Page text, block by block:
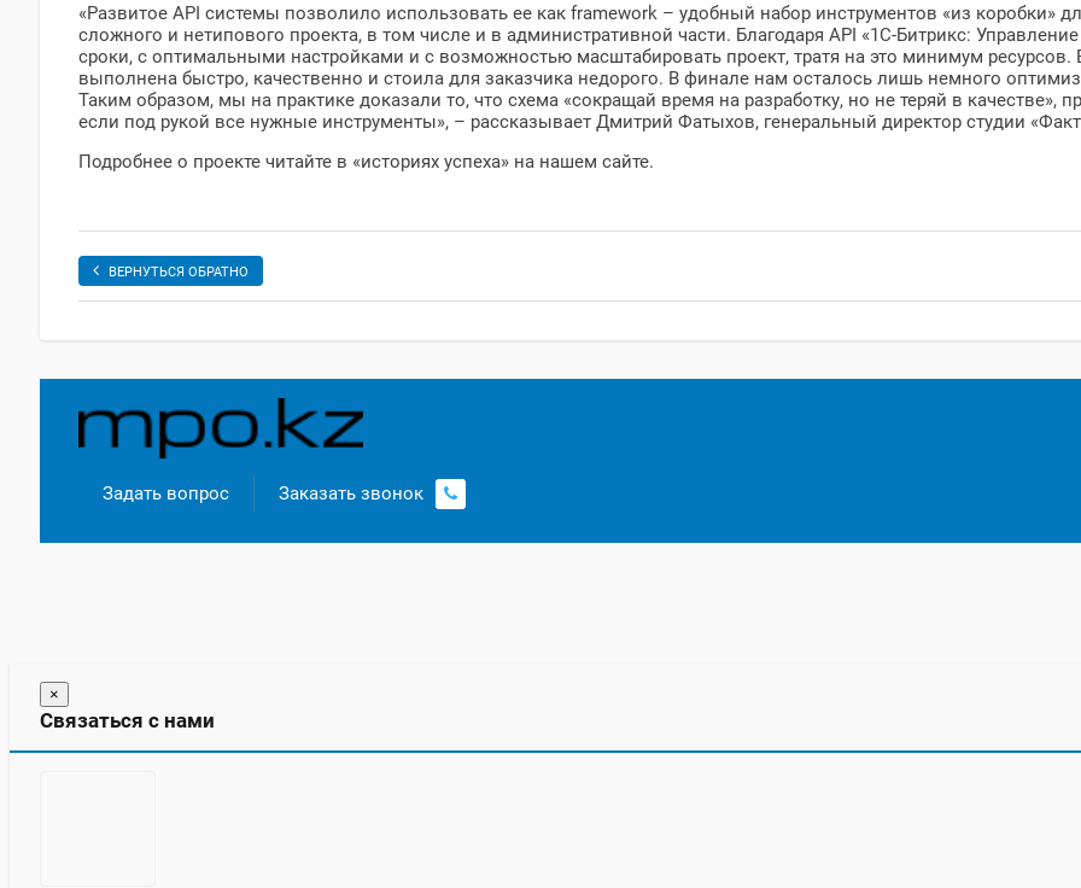
«Развитое API системы позволило использовать ее как framework – удобный набор инструментов «из коробки»
сложного и нетипового проекта, в том числе и в административной части. Благодаря API «1С-Битрикс:
сроки, с оптимальными настройками и с возможностью масштабировать проект, тратя на это минимум ресурсов.
выполнена быстро, качественно и стоила для заказчика недорого. В финале нам осталось лишь немного
Таким образом, мы на практике доказали то, что схема «сокращай время на разработку, но не теряй в качестве»,
если под рукой все нужные инструменты», – рассказывает Дмитрий Фатыхов, генеральный директор студии
Подробнее о проекте читайте в «историях успеха» на нашем сайте.
ВЕРНУТЬСЯ ОБРАТНО
Задать вопрос Заказать звонок
×
Связаться с нами